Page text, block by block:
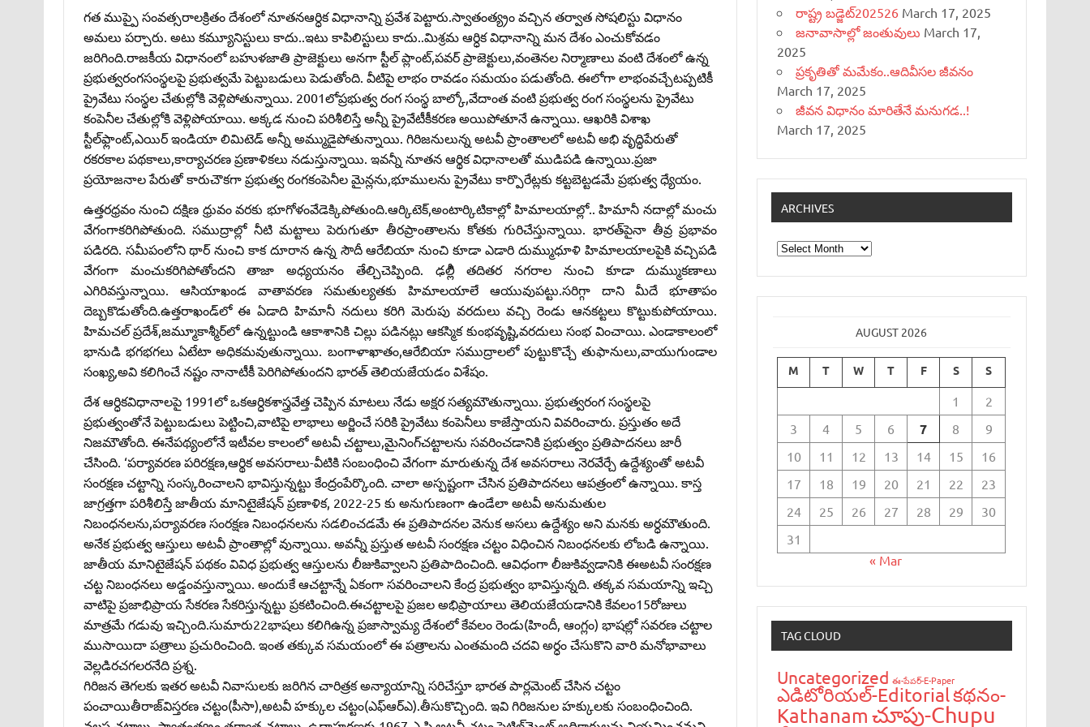
గత ముప్పై సంవత్సరాలక్రితం దేశంలో నూతనఆర్ధిక విధానాన్ని ప్రవేశ పెట్టారు.స్వాతంత్య్రం వచ్చిన తర్వాత సోషలిస్టు విధానం
అమలు పర్చారు. అటు కమ్యూనిస్టులు కాదు..ఇటు కాపిలిస్టులు కాదు..మిశ్రమ ఆర్ధిక విధానాన్ని మన దేశం ఎంచుకోవడం
జరిగింది.రాజకీయ విధానంలో బహుళజాతి ప్రాజెక్టులు అనగా స్టీల్‌ ప్లాంట్‌,పవర్‌ ప్రాజెక్టులు,వంతెనల నిర్మాణాలు వంటి దేశంలో ఉన్న
ప్రభుత్వరంగసంస్థలపై ప్రభుత్వమే పెట్టుబడులు పెడుతోంది. వీటిపై లాభం రావడం సమయం పడుతోంది. ఈలోగా లాభంవచ్చేటప్పటికీ
ప్రైవేటు సంస్థల చేతుల్లోకి వెళ్లిపోతున్నాయి. 2001లోప్రభుత్వ రంగ సంస్థ బాల్కో,వేదాంత వంటి ప్రభుత్వ రంగ సంస్థలను ప్రైవేటు
కంపెనీల చేతుల్లోకి వెళ్లిపోయాయి. అక్కడ నుంచి పరిశీలిస్తే అన్నీ ప్రైవేటీకీకరణ అయిపోతూనే ఉన్నాయి. ఆఖరికి విశాఖ
స్టీల్‌ఫ్లాంట్‌,ఎయిర్‌ ఇండియా లిమిటెడ్‌ అన్నీ అమ్ముడైపోతున్నాయి. గిరిజనులున్న అటవీ ప్రాంతాలలో అటవీ అభి వృద్ధిపేరుతో
రకరకాల పథకాలు,కార్యాచరణ ప్రణాళికలు నడుస్తున్నాయి. ఇవన్నీ నూతన ఆర్థిక విధానాలతో ముడిపడి ఉన్నాయి.ప్రజా
ప్రయోజనాల పేరుతో కారుచౌకగా ప్రభుత్వ రంగకంపెనీల మైన్లను,భూములను ప్రైవేటు కార్పొరేట్లకు కట్టబెట్టడమే ప్రభుత్వ ధ్యేయం.
ఉత్తరధ్రవం నుంచి దక్షిణ ధ్రువం వరకు భూగోళంవేడెక్కిపోతుంది.ఆర్కిటెక్‌,అంటార్కిటికాల్లో హిమాలయాల్లో.. హిమానీ నదాల్లో మంచు
వేగంగాకరిగిపోతుంది. సముద్రాల్లో నీటి మట్టాలు పెరుగుతూ తీరప్రాంతాలను కోతకు గురిచేస్తున్నాయి. భారత్‌పైనా తీవ్ర ప్రభావం
పడిరది. సమీపంలోని థార్‌ నుంచి కాక దూరాన ఉన్న సౌదీ ఆరేబియా నుంచి కూడా ఎడారి దుమ్ముధూళి హిమాలయాలపైకి వచ్చిపడి
వేగంగా మంచుకరిగిపోతోందని తాజా అధ్యయనం తేల్చిచెప్పింది. ఢల్లీి తదితర నగరాల నుంచి కూడా దుమ్ముకణాలు
ఎగిరివస్తున్నాయి. ఆసియాఖండ వాతావరణ సమతుల్యతకు హిమాలయాలే ఆయువుపట్టు.సరిగ్గా దాని మీదే భూతాపం
దెబ్బకొడుతోంది.ఉత్తరాఖండ్‌లో ఈ ఏడాది హిమానీ నదులు కరిగి మెరుపు వరదులు వచ్చి రెండు ఆనకట్టలు కొట్టుకుపోయాయి.
హిమచల్‌ ప్రదేశ్‌,జమ్మూకాశ్మీర్‌లో ఉన్నట్టుండి ఆకాశానికి చిల్లు పడినట్లు ఆకస్మిక కుంభవృష్టి,వరదులు సంభ వించాయి. ఎండాకాలంలో
భానుడి భగభగలు ఏటేటా అధికమవుతున్నాయి. బంగాళాఖాతం,ఆరేబియా సముద్రాలలో పుట్టుకొచ్చే తుఫానులు,వాయుగుండాల
సంఖ్య,అవి కలిగించే నష్టం నానాటీకీ పెరిగిపోతుందని భారత్‌ తెలియజేయడం విశేషం.
దేశ ఆర్ధికవిధానాలపై 1991లో ఒకఆర్ధికశాస్త్రవేత్త చెప్పిన మాటలు నేడు అక్షర సత్యమౌతున్నాయి. ప్రభుత్వరంగ సంస్థలపై
ప్రభుత్వంతోనే పెట్టుబడులు పెట్టించి,వాటిపై లాభాలు అర్జించే సరికి ప్రైవేటు కంపెనీలు కాజేస్తాయని వివరించారు. ప్రస్తుతం అదే
నిజమౌతోంది. ఈనేపథ్యంలోనే ఇటీవల కాలంలో అటవీ చట్టాలు,మైనింగ్‌చట్టాలను సవరించడానికి ప్రభుత్వం ప్రతిపాదనలు జారీ
చేసింది. ‘పర్యావరణ పరిరక్షణ,ఆర్థిక అవసరాలు-వీటికి సంబంధించి వేగంగా మారుతున్న దేశ అవసరాలు నెరవేర్చే ఉద్దేశ్యంతో అటవీ
సంరక్షణ చట్టాన్ని సంస్కరించాలని భావిస్తున్నట్టు కేంద్రంపేర్కొంది. చాలా అస్పష్టంగా చేసిన ప్రతిపాదనలు ఆపత్రంలో ఉన్నాయి. కాస్త
జాగ్రత్తగా పరిశీలిస్తే జాతీయ మానిటైజేషన్‌ ప్రణాళిక, 2022-25 కు అనుగుణంగా ఉండేలా అటవీ అనుమతుల
నిబంధనలను,పర్యావరణ సంరక్షణ నిబంధనలను సడలించడమే ఈ ప్రతిపాదనల వెనుక అసలు ఉద్దేశ్యం అని మనకు అర్ధమౌతుంది.
అనేక ప్రభుత్వ ఆస్తులు అటవీ ప్రాంతాల్లో వున్నాయి. అవన్నీ ప్రస్తుత అటవీ సంరక్షణ చట్టం విధించిన నిబంధనలకు లోబడి ఉన్నాయి.
జాతీయ మానిటైజేషన్‌ పథకం వివిధ ప్రభుత్వ ఆస్తులను లీజుకివ్వాలని ప్రతిపాదించింది. ఆవిధంగా లీజుకివ్వడానికి ఈఅటవీ సంరక్షణ
చట్ట నిబంధనలు అడ్డంవస్తున్నాయి. అందుకే ఆచట్టాన్నే ఏకంగా సవరించాలని కేంద్ర ప్రభుత్వం భావిస్తున్నది. తక్కవ సమయాన్ని ఇచ్చి
వాటిపై ప్రజాభిప్రాయ సేకరణ సేకరిస్తున్నట్టు ప్రకటించింది.ఈచట్టాలపై ప్రజల అభిప్రాయాలు తెలియజేయడానికి కేవలం15రోజులు
మాత్రమే గడువు ఇచ్చింది.సుమారు22భాషలు కలిగిఉన్న ప్రజాస్వామ్య దేశంలో కేవలం రెండు(హిందీ, ఆంగ్లం) భాషల్లో సవరణ చట్టాల
ముసాయిదా పత్రాలు ప్రచురించింది. ఇంత తక్కువ సమయంలో ఈ పత్రాలను ఎంతమంది చదవి అర్ధం చేసుకొని వారి మనోభావాలు
వెల్లడిరచగలరనేది ప్రశ్న.
గిరిజన తెగలకు ఇతర అటవీ నివాసులకు జరిగిన చారిత్రక అన్యాయాన్ని సరిచేస్తూ భారత పార్లమెంట్‌ చేసిన చట్టం
పంచాయితీరాజ్‌విస్తరణ చట్టం(పీసా),అటవీ హక్కుల చట్టం(ఎఫ్‌ఆర్‌ఎ).తీసుకొచ్చింది. ఇవి గిరిజనుల హక్కులకు సంబంధించింది.
రాష్ట్ర బడ్జెట్‌202526 March 17, 2025
జనావాసాల్లో జంతువులు March 17,
2025
ప్రకృతితో మమేకం..ఆదివీసల జీవనం
March 17, 2025
జీవన విధానం మారితేనే మనుగడ..!
March 17, 2025
ARCHIVES
Archives
AUGUST 2026
M T W T F S S
1
2
3
4 5 6 7 8
9
10
11 12 13 14 15
16
17
18 19 20 21 22
23
24
25 26 27 28 29
30
31
« Mar
TAG CLOUD
Uncategorized ఈ-పేప‌ర్-E-Paper
ఎడిటోరియ‌ల్-Editorialక‌థ‌నం-
Kathanam చూపు-Chupu